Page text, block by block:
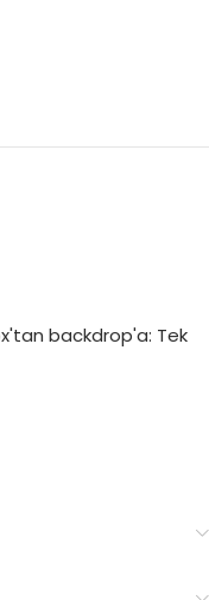
backdrop'a: Tek